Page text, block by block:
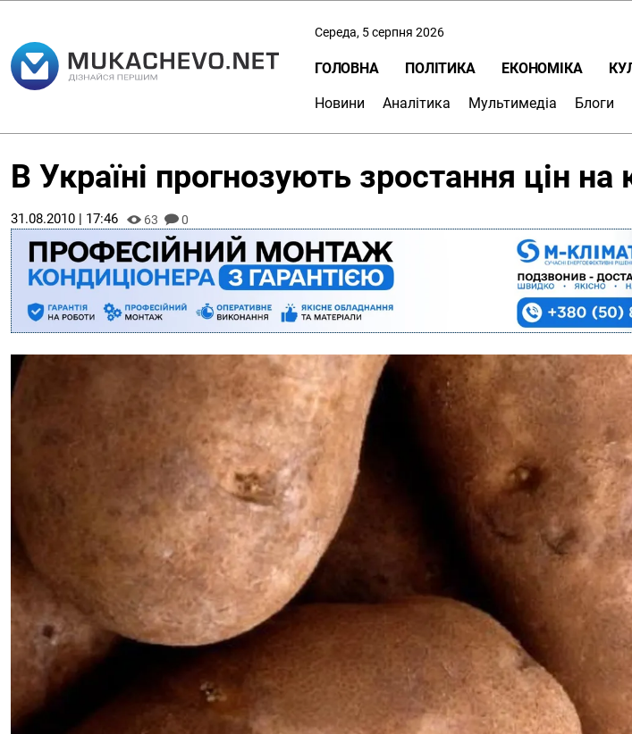
Середа, 5 серпня 2026
ГОЛОВНА ПОЛІТИКА ЕКОНОМІКА
Новини Аналітика Мультимедіа Блоги
В Україні прогнозують зростання цін на
31.08.2010 | 17:46 63 0